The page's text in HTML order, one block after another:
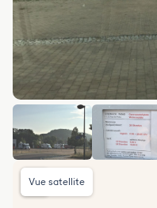
Vue satellite